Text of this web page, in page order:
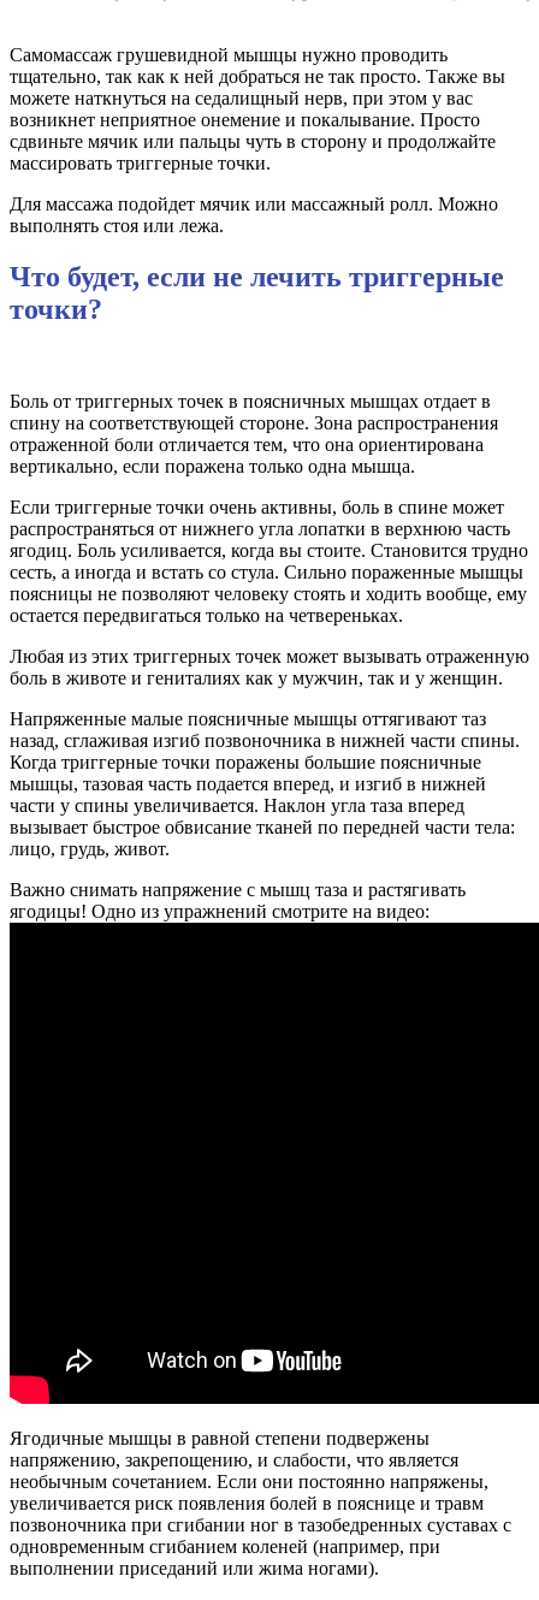
Самомассаж грушевидной мышцы нужно проводить
тщательно, так как к ней добраться не так просто. Также вы
можете наткнуться на седалищный нерв, при этом у вас
возникнет неприятное онемение и покалывание. Просто
сдвиньте мячик или пальцы чуть в сторону и продолжайте
массировать триггерные точки.
Для массажа подойдет мячик или массажный ролл. Можно
выполнять стоя или лежа.
Что будет, если не лечить триггерные
точки?
Боль от триггерных точек в поясничных мышцах отдает в
спину на соответствую­щей стороне. Зона распространения
отраженной боли отличается тем, что она ориентирована
вертикально, если поражена только одна мышца.
Если триггерные точки очень активны, боль в спине может
распространяться от нижнего угла лопатки в верхнюю часть
ягодиц. Боль усиливается, когда вы стоите. Становится трудно
сесть, а иногда и встать со стула. Сильно пораженные мышцы
поясницы не позволяют человеку стоять и ходить вообще, ему
остается передви­гаться только на четвереньках.
Любая из этих триггерных то­чек может вызывать отраженную
боль в животе и гениталиях как у мужчин, так и у жен­щин.
Напряженные малые поясничные мышцы оттягивают таз
назад, сглаживая изгиб по­звоночника в нижней части спины.
Когда триггерные точки поражены большие пояс­ничные
мышцы, тазовая часть подается вперед, и изгиб в нижней
части у спины увеличи­вается. Наклон угла таза вперед
вызывает быстрое обвисание тканей по передней части тела:
лицо, грудь, живот.
Важно снимать напряжение с мышц таза и растягивать
ягодицы! Одно из упражнений смотрите на видео:
Ягодичные мышцы в равной степени подвержены
напряжению, закрепощению, и слабости, что является
необычным сочетанием. Если они постоянно напряжены,
увеличивается риск появления болей в пояснице и травм
позвоночника при сгибании ног в тазобедренных суставах с
одновременным сгибанием коленей (например, при
выполнении приседаний или жима ногами).